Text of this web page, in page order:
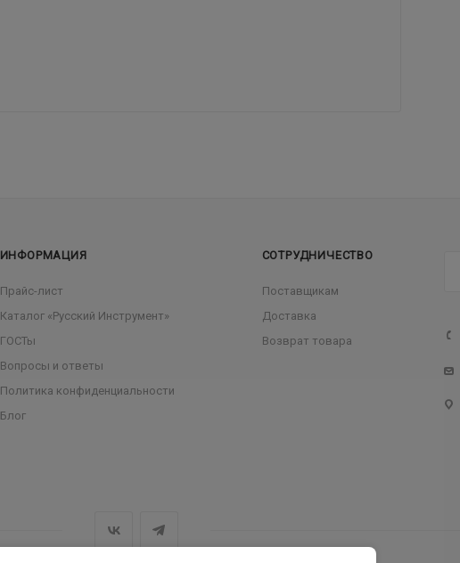
ИНФОРМАЦИЯ
Прайс-лист
Каталог «Русский Инструмент»
ГОСТы
Вопросы и ответы
Политика конфиденциальности
Блог
СОТРУДНИЧЕСТВО
Поставщикам
Доставка
Возврат товара